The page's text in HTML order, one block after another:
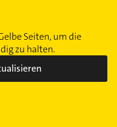
Seiten, um die
zu halten.